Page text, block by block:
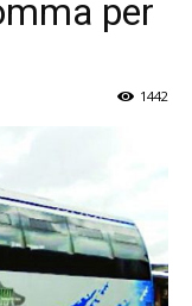
per
1442